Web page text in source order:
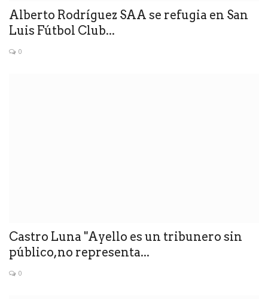
Alberto Rodríguez SAA se refugia en San
Luis Fútbol Club...
0
Castro Luna "Ayello es un tribunero sin
público,no representa...
0